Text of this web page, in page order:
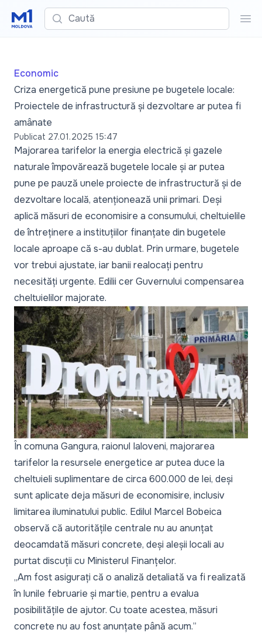
Caută
Economic
Criza energetică pune presiune pe bugetele locale:
Proiectele de infrastructură și dezvoltare ar putea fi
amânate
Publicat 27.01.2025 15:47
Majorarea tarifelor la energia electrică și gazele
naturale împovărează bugetele locale și ar putea
pune pe pauză unele proiecte de infrastructură și de
dezvoltare locală, atenționează unii primari. Deși
aplică măsuri de economisire a consumului, cheltuielile
de întreținere a instituțiilor finanțate din bugetele
locale aproape că s-au dublat. Prin urmare, bugetele
vor trebui ajustate, iar banii realocați pentru
necesități urgente. Edilii cer Guvernului compensarea
cheltuielilor majorate.
În comuna Gangura, raionul Ialoveni, majorarea
tarifelor la resursele energetice ar putea duce la
cheltuieli suplimentare de circa 600.000 de lei, deși
sunt aplicate deja măsuri de economisire, inclusiv
limitarea iluminatului public. Edilul Marcel Bobeica
observă că autoritățile centrale nu au anunțat
deocamdată măsuri concrete, deși aleșii locali au
purtat discuții cu Ministerul Finanțelor.
„Am fost asigurați că o analiză detaliată va fi realizată
în lunile februarie și martie, pentru a evalua
posibilitățile de ajutor. Cu toate acestea, măsuri
concrete nu au fost anunțate până acum.”